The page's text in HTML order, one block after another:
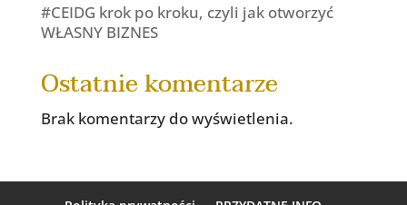
#CEIDG krok po kroku, czyli jak otworzyć
WŁASNY BIZNES
Ostatnie komentarze
Brak komentarzy do wyświetlenia.